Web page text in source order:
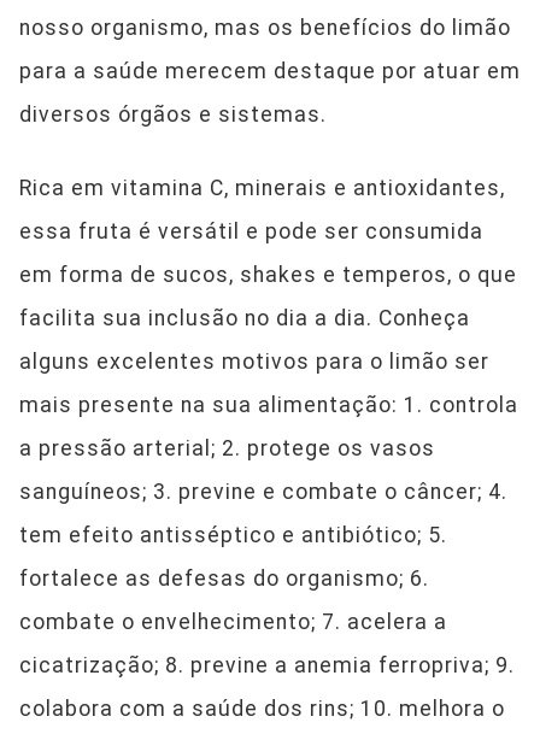
nosso organismo, mas os benefícios do limão
para a saúde merecem destaque por atuar em
diversos órgãos e sistemas.
Rica em vitamina C, minerais e antioxidantes,
essa fruta é versátil e pode ser consumida
em forma de sucos, shakes e temperos, o que
facilita sua inclusão no dia a dia. Conheça
alguns excelentes motivos para o limão ser
mais presente na sua alimentação: 1. controla
a pressão arterial; 2. protege os vasos
sanguíneos; 3. previne e combate o câncer; 4.
tem efeito antisséptico e antibiótico; 5.
fortalece as defesas do organismo; 6.
combate o envelhecimento; 7. acelera a
cicatrização; 8. previne a anemia ferropriva; 9.
colabora com a saúde dos rins; 10. melhora o